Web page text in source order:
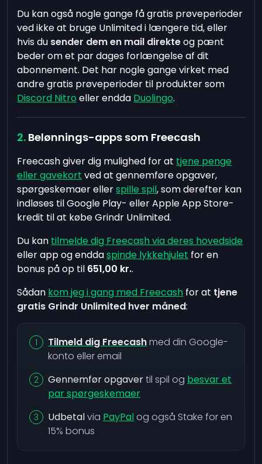
Du kan også nogle gange få gratis prøveperioder
ved ikke at bruge Unlimited i længere tid, eller
hvis du sender dem en mail direkteog pænt
beder om et par dages forlængelse af dit
abonnement. Det har nogle gange virket med
andre gratis prøveperioder til produkter som
Discord Nitro eller endda Duolingo.
Belønnings-apps som Freecash
Freecash giver dig mulighed for at tjene penge
eller gavekort ved at gennemføre opgaver,
spørgeskemaer ellerspille spil, som derefter kan
indløses til Google Play- eller Apple App Store-
kredit til at købe Grindr Unlimited.
Du kan tilmelde dig Freecash via deres hovedside
eller app og enddaspinde lykkehjulet for en
bonus på op til 651,00 kr..
Sådan kom jeg i gang med Freecash for at tjene
gratis Grindr Unlimited hver måned:
Tilmeld dig Freecashmed din Google-
konto eller email
Gennemfør opgavertil spil og besvar et
par spørgeskemaer
Udbetalvia PayPalog også Stake for en
15% bonus